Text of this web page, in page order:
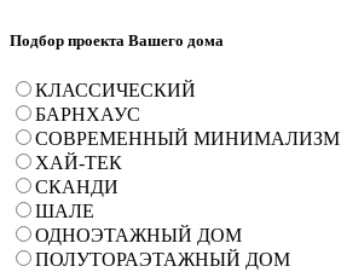
Подбор проекта Вашего дома
КЛАССИЧЕСКИЙ
БАРНХАУС
СОВРЕМЕННЫЙ МИНИМАЛИЗМ
ХАЙ-ТЕК
СКАНДИ
ШАЛЕ
ОДНОЭТАЖНЫЙ ДОМ
ПОЛУТОРАЭТАЖНЫЙ ДОМ